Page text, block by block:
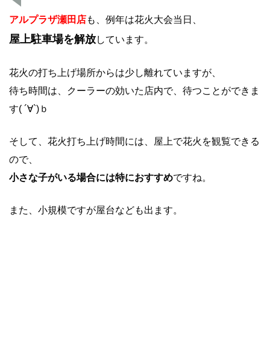
アルプラザ瀬田店も、例年は花火大会当日、
屋上駐車場を解放しています。
花火の打ち上げ場所からは少し離れていますが、
待ち時間は、クーラーの効いた店内で、待つことができま
す( ´∀`)ｂ
そして、花火打ち上げ時間には、屋上で花火を観覧できる
ので、
小さな子がいる場合には特におすすめですね。
また、小規模ですが屋台なども出ます。